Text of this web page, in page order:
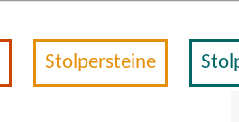
Stolpersteine